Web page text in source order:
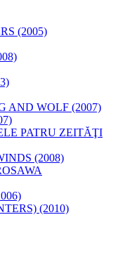
(2005)
AND WOLF (2007)
PATRU ZEITĂŢI
(2008)
(2010)